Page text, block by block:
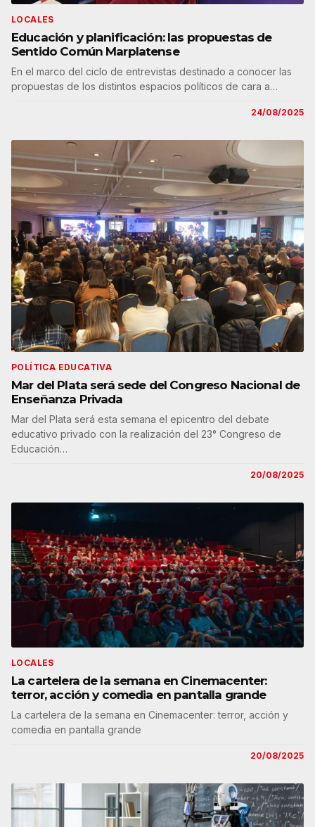
LOCALES
Educación y planificación: las propuestas de
Sentido Común Marplatense
En el marco del ciclo de entrevistas destinado a conocer las
propuestas de los distintos espacios políticos de cara a…
24/08/2025
POLÍTICA EDUCATIVA
Mar del Plata será sede del Congreso Nacional de
Enseñanza Privada
Mar del Plata será esta semana el epicentro del debate
educativo privado con la realización del 23° Congreso de
Educación…
20/08/2025
LOCALES
La cartelera de la semana en Cinemacenter:
terror, acción y comedia en pantalla grande
La cartelera de la semana en Cinemacenter: terror, acción y
comedia en pantalla grande
20/08/2025